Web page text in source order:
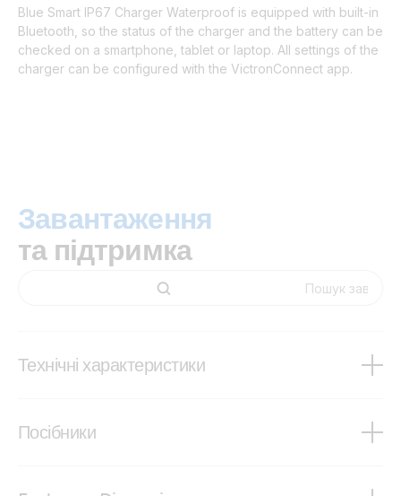
Blue Smart IP67 Charger Waterproof is equipped with built-in
Bluetooth, so the status of the charger and the battery can be
checked on a smartphone, tablet or laptop. All settings of the
charger can be configured with the VictronConnect app.
Завантаження
та підтримка
Технічні характеристики
Посібники